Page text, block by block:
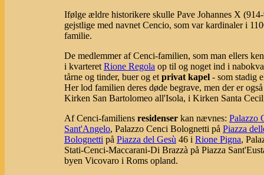
Ifølge ældre historikere skulle Pave Johannes X
gejstlige med navnet Cencio, som var kardinaler i
familie.
De medlemmer af Cenci-familien, som man ellers
i kvarteret Rione Regola op til og noget ind i
tårne og tinder, buer og et privat kapel - som stadig
Her lod familien deres døde begrave, men der er
Kirken San Bartolomeo all'Isola, i Kirken Santa
Af Cenci-familiens residenser kan nævnes: Palazzo
Sant'Angelo, Palazzo Cenci Bolognetti på Piazza
Bolognetti på Piazza del Gesù 46 i Rione Pigna,
Stati-Cenci-Maccarani-Di Brazzà på Piazza
byen Vicovaro i Roms opland.